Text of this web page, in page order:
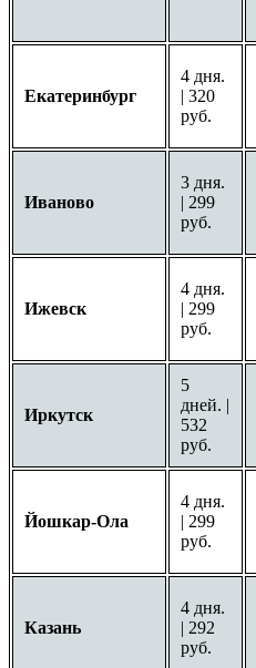
Екатеринбург
4 дня.
| 320
руб.
Иваново
3 дня.
| 299
руб.
Ижевск
4 дня.
| 299
руб.
Иркутск
5
дней. |
532
руб.
Йошкар-Ола
4 дня.
| 299
руб.
Казань
4 дня.
| 292
руб.